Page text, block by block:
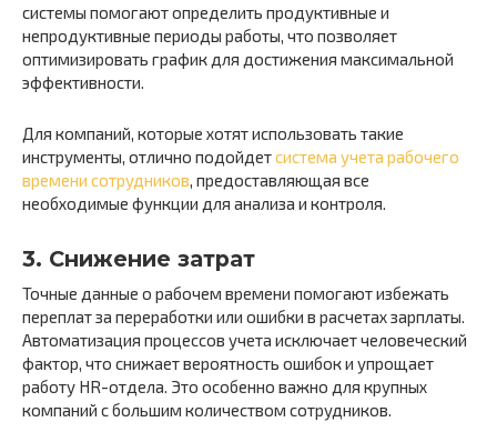
системы помогают определить продуктивные и
непродуктивные периоды работы, что позволяет
оптимизировать график для достижения максимальной
эффективности.
Для компаний, которые хотят использовать такие
инструменты, отлично подойдетсистема учета рабочего
времени сотрудников , предоставляющая все
необходимые функции для анализа и контроля.
3. Снижение затрат
Точные данные о рабочем времени помогают избежать
переплат за переработки или ошибки в расчетах зарплаты.
Автоматизация процессов учета исключает человеческий
фактор, что снижает вероятность ошибок и упрощает
работу HR-отдела. Это особенно важно для крупных
компаний с большим количеством сотрудников.